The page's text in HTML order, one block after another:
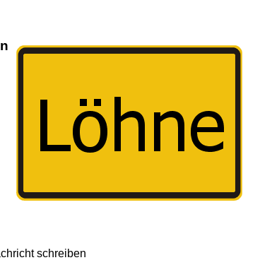
schreiben